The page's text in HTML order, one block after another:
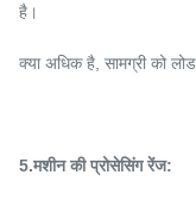
है।
क्या अधिक है, सामग्री को
5.मशीन की प्रोसेसिंग रेंज: